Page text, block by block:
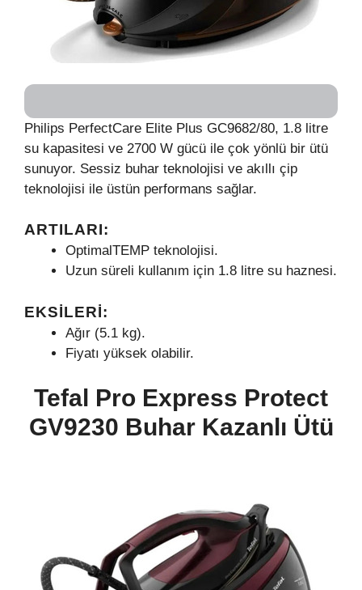
Philips PerfectCare Elite Plus GC9682/80, 1.8 litre
su kapasitesi ve 2700 W gücü ile çok yönlü bir ütü
sunuyor. Sessiz buhar teknolojisi ve akıllı çip
teknolojisi ile üstün performans sağlar.
ARTILARI:
OptimalTEMP teknolojisi.
Uzun süreli kullanım için 1.8 litre su haznesi.
EKSILERI:
Ağır (5.1 kg).
Fiyatı yüksek olabilir.
Tefal Pro Express Protect
GV9230 Buhar Kazanlı Ütü